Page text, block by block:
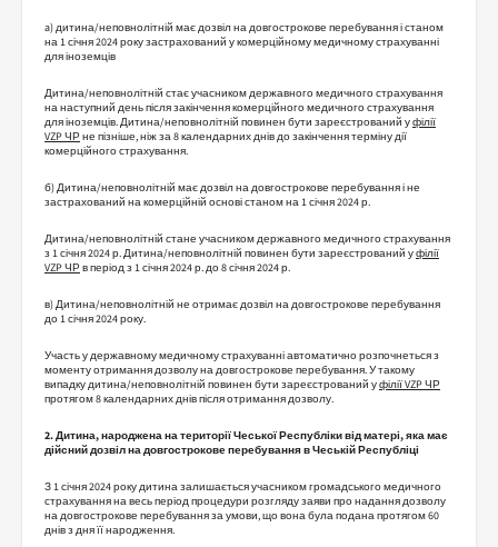
a) дитина/неповнолітній має дозвіл на довгострокове перебування і станом
на 1 січня 2024 року застрахований у комерційному медичному страхуванні
для іноземців
Дитина/неповнолітній стає учасником державного медичного страхування
на наступний день після закінчення комерційного медичного страхування
для іноземців. Дитина/неповнолітній повинен бути зареєстрований уфілії
VZP ЧР не пізніше, ніж за 8 календарних днів до закінчення терміну дії
комерційного страхування.
б) Дитина/неповнолітній має дозвіл на довгострокове перебування і не
застрахований на комерційній основі станом на 1 січня 2024 р.
Дитина/неповнолітній стане учасником державного медичного страхування
з 1 січня 2024 р. Дитина/неповнолітній повинен бути зареєстрований уфілії
VZP ЧР в період з 1 січня 2024 р. до 8 січня 2024 р.
в) Дитина/неповнолітній не отримає дозвіл на довгострокове перебування
до 1 січня 2024 року.
Участь у державному медичному страхуванні автоматично розпочнеться з
моменту отримання дозволу на довгострокове перебування. У такому
випадку дитина/неповнолітній повинен бути зареєстрований уфілії VZP ЧР
протягом 8 календарних днів після отримання дозволу.
2. Дитина, народжена на території Чеської Республіки від матері, яка має
дійсний дозвіл на довгострокове перебування в Чеській Республіці
З 1 січня 2024 року дитина залишається учасником громадського медичного
страхування на весь період процедури розгляду заяви про надання дозволу
на довгострокове перебування за умови, що вона була подана протягом 60
днів з дня її народження.